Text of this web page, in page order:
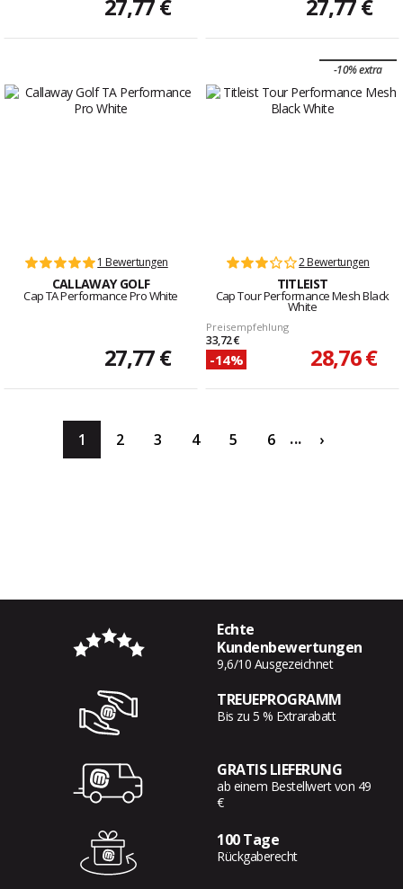
27,77 € 27,77 €
1 Bewertungen
CALLAWAY GOLF
Cap TA Performance Pro White
27,77 €
-10% extra
2 Bewertungen
TITLEIST
Cap Tour Performance Mesh Black
White
Preisempfehlung
33,72 €
-14% 28,76 €
1 2 3 4 5 6 ... ›
Echte
Kundenbewertungen
9,6/10 Ausgezeichnet
TREUEPROGRAMM
Bis zu 5 % Extrarabatt
GRATIS LIEFERUNG
ab einem Bestellwert von 49
€
100 Tage
Rückgaberecht